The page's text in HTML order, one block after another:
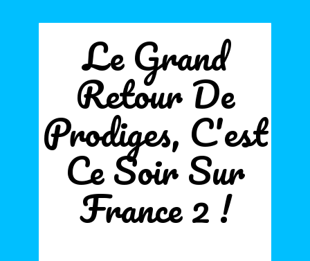
Le Grand
Retour De
Prodiges, C'est
Ce Soir Sur
France 2 !